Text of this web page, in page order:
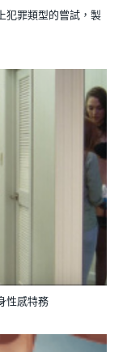
犯罪類型的嘗試，製
性感特務